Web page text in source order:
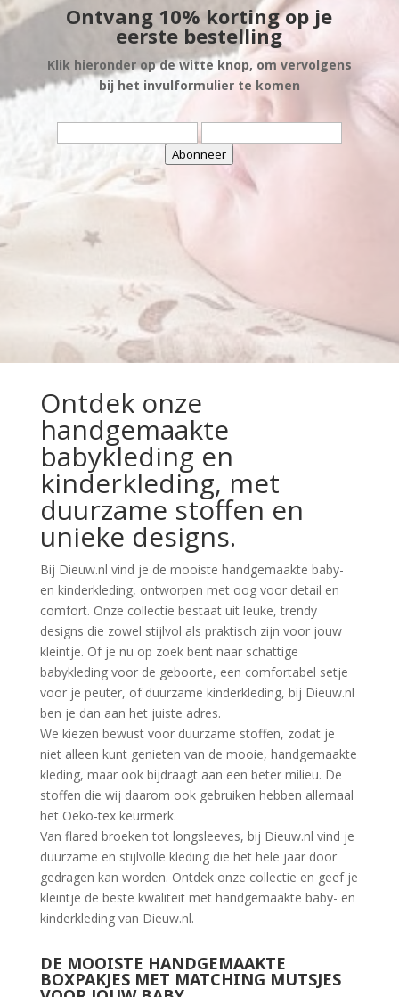
Ontvang 10% korting op je
eerste bestelling
Klik hieronder op de witte knop, om vervolgens
bij het invulformulier te komen
Abonneer
Ontdek onze
handgemaakte
babykleding en
kinderkleding, met
duurzame stoffen en
unieke designs.
Bij Dieuw.nl vind je de mooiste handgemaakte baby-
en kinderkleding, ontworpen met oog voor detail en
comfort. Onze collectie bestaat uit leuke, trendy
designs die zowel stijlvol als praktisch zijn voor jouw
kleintje. Of je nu op zoek bent naar schattige
babykleding voor de geboorte, een comfortabel setje
voor je peuter, of duurzame kinderkleding, bij Dieuw.nl
ben je dan aan het juiste adres.
We kiezen bewust voor duurzame stoffen, zodat je
niet alleen kunt genieten van de mooie, handgemaakte
kleding, maar ook bijdraagt aan een beter milieu. De
stoffen die wij daarom ook gebruiken hebben allemaal
het Oeko-tex keurmerk.
Van flared broeken tot longsleeves, bij Dieuw.nl vind je
duurzame en stijlvolle kleding die het hele jaar door
gedragen kan worden. Ontdek onze collectie en geef je
kleintje de beste kwaliteit met handgemaakte baby- en
kinderkleding van Dieuw.nl.
DE MOOISTE HANDGEMAAKTE
BOXPAKJES MET MATCHING MUTSJES